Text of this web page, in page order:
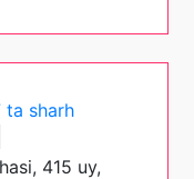
ta sharh
415 uy,